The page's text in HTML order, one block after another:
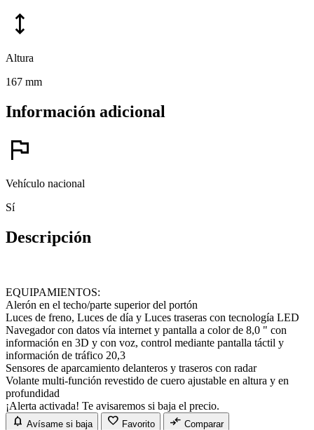
height
Altura
167 mm
Información adicional
flag
Vehículo nacional
Sí
Descripción
EQUIPAMIENTOS:
Alerón en el techo/parte superior del portón
Luces de freno, Luces de día y Luces traseras con tecnología LED
Navegador con datos vía internet y pantalla a color de 8,0 " con
información en 3D y con voz, control mediante pantalla táctil y
información de tráfico 20,3
Sensores de aparcamiento delanteros y traseros con radar
Volante multi-función revestido de cuero ajustable en altura y en
profundidad
¡Alerta activada! Te avisaremos si baja el precio.
notifications Avísame si baja favorite Favorito compare_arrows Comparar